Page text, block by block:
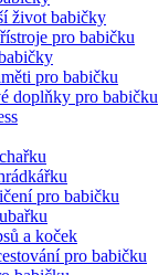
život babičky
pro babičku
pro babičku
doplňky pro babičku
pro babičku
a koček
pro babičku